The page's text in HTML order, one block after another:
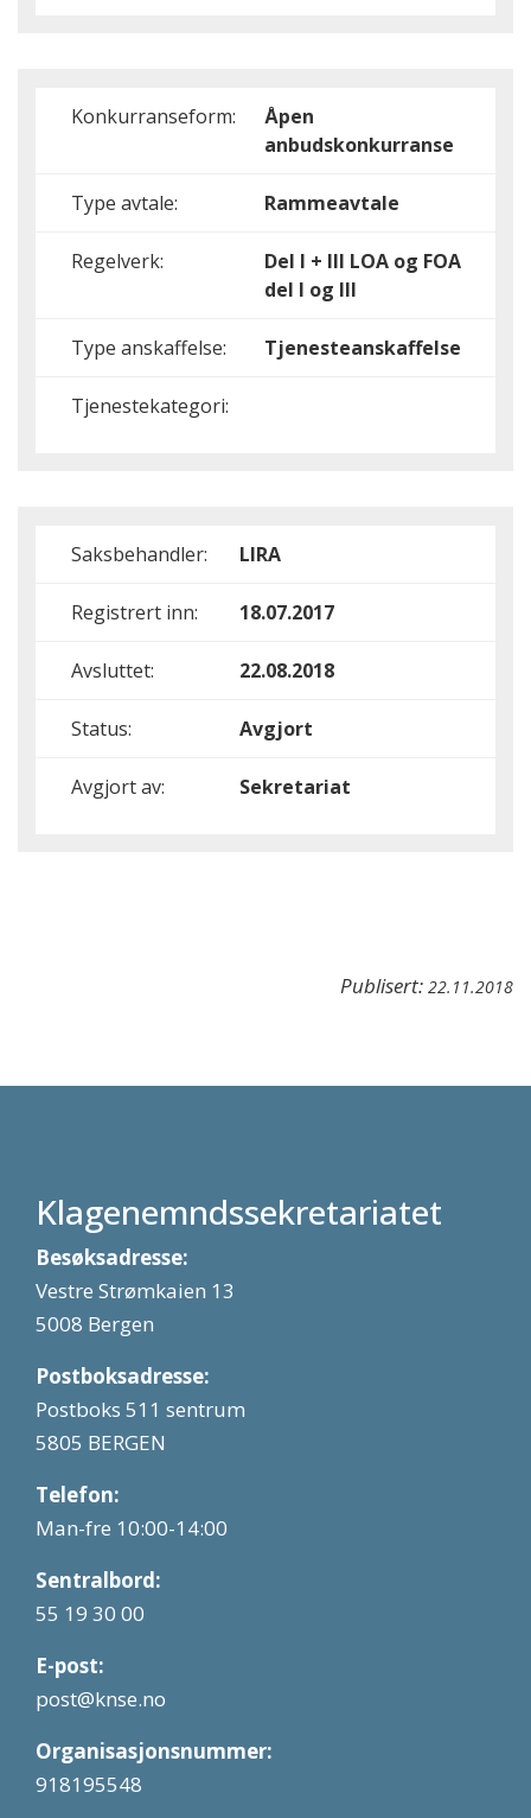
Konkurranseform:
Åpen
anbudskonkurranse
Type avtale: Rammeavtale
Regelverk: Del I + III LOA og FOA
del I og III
Type anskaffelse: Tjenesteanskaffelse
Tjenestekategori:
Saksbehandler: LIRA
Registrert inn: 18.07.2017
Avsluttet: 22.08.2018
Status: Avgjort
Avgjort av: Sekretariat
Publisert: 22.11.2018
Klagenemndssekretariatet
Besøksadresse:
Vestre Strømkaien 13
5008 Bergen
Postboksadresse:
Postboks 511 sentrum
5805 BERGEN
Telefon:
Man-fre 10:00-14:00
Sentralbord:
55 19 30 00
E-post:
post@knse.no
Organisasjonsnummer:
918195548